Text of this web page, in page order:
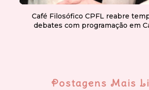
Café Filosófico CPFL reabre
debates com programação em
Postagens Mais